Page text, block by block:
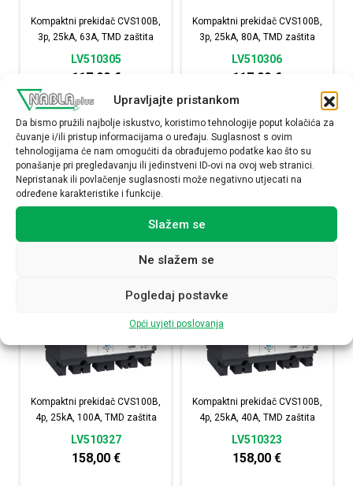
Upravljajte pristankom
Da bismo pružili najbolje iskustvo, koristimo tehnologije poput kolačića za
čuvanje i/ili pristup informacijama o uređaju. Suglasnost s ovim
tehnologijama će nam omogućiti da obrađujemo podatke kao što su
ponašanje pri pregledavanju ili jedinstveni ID-ovi na ovoj web stranici.
Nepristanak ili povlačenje suglasnosti može negativno utjecati na
određene karakteristike i funkcije.
Slažem se
Ne slažem se
Pogledaj postavke
Opći uvjeti poslovanja
Kompaktni prekidač CVS100B,
3p, 25kA, 63A, TMD zaštita
LV510305
117,00 €
Raspoloživost:
Kompaktni prekidač CVS100B, 3p, 25kA, 63A, TMD
NARUČI
Kompaktni prekidač CVS100B,
3p, 25kA, 80A, TMD zaštita
LV510306
117,00 €
Raspoloživost:
Kompaktni prekidač
NARUČI
Kompaktni prekidač CVS100B,
4p, 25kA, 100A, TMD zaštita
LV510327
158,00 €
Kompaktni prekidač CVS100B,
4p, 25kA, 40A, TMD zaštita
LV510323
158,00€